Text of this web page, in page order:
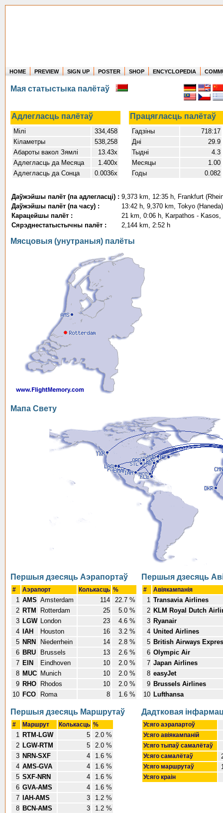
Where in the world have you flown?
How long have you been in the air?
Create your own FlightMemory and see!
HOME PREVIEW SIGN UP POSTER SHOP ENCYCLOPEDIA
Мая статыстыка палётаў
Адлегласць палётаў Працягласць палётаў
Мілі
334,458
Кіламетры
538,258
Абароты вакол Зямлі
13.43x
Адлегласць да Месяца
1.400x
Адлегласць да Сонца
0.0036x
Гадзіны
718:17
Дні
29.9
Тыдні
4.3
Месяцы
1.00
Годы
0.082
Даўжэйшы палёт (па адлегласці) : 9,373 km, 12:35 h, Frankfurt
Даўжэйшы палёт (па часу) :
13:42 h, 9,370 km, Tokyo
Карацейшы палёт :
21 km, 0:06 h, Karpathos - Kasos,
Сярэднестатыстычны палёт :
2,144 km, 2:52 h
Мясцовыя (унутраныя) палёты
Мапа Свету
Першыя дзесяць Аэрапортаў
# Аэрапорт Колькасць %
1 AMS Amsterdam 114
22.7 %
2 RTM Rotterdam 25
5.0 %
3 LGW London 23
4.6 %
4
IAH Houston 16
3.2 %
5 NRN Niederrhein 14
2.8 %
6 BRU Brussels 13
2.6 %
7 EIN Eindhoven 10
2.0 %
8 MUC Munich 10
2.0 %
9 RHO Rhodos 10
2.0 %
10 FCO Roma 8 1.6 %
Першыя дзесяць
# Авіякампанія
1 Transavia Airlines
2 KLM Royal Dutch
3 Ryanair
4 United Airlines
5 British Airways
6 Olympic Air
7 Japan Airlines
8 easyJet
9 Brussels Airlines
10 Lufthansa
Першыя дзесяць Маршрутаў
# Маршрут Колькасць %
1 RTM-LGW 5
2.0 %
2 LGW-RTM 5
2.0 %
3 NRN-SXF 4
1.6 %
4 AMS-GVA 4
1.6 %
5 SXF-NRN 4
1.6 %
6 GVA-AMS 4
1.6 %
7
IAH-AMS 3
1.2 %
8 BCN-AMS 3
1.2 %
Дадтковая
Усяго аэрапартоў
Усяго авіякампаній
Усяго тыпаў самалётаў
Усяго самалётаў
Усяго маршрутаў
Усяго краін